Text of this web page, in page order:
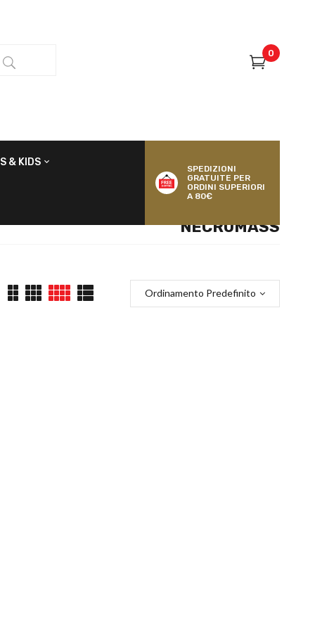
0
& KIDS
SPEDIZIONI
GRATUITE PER
ORDINI SUPERIORI
A 80€
NECROMASS
Ordinamento Predefinito